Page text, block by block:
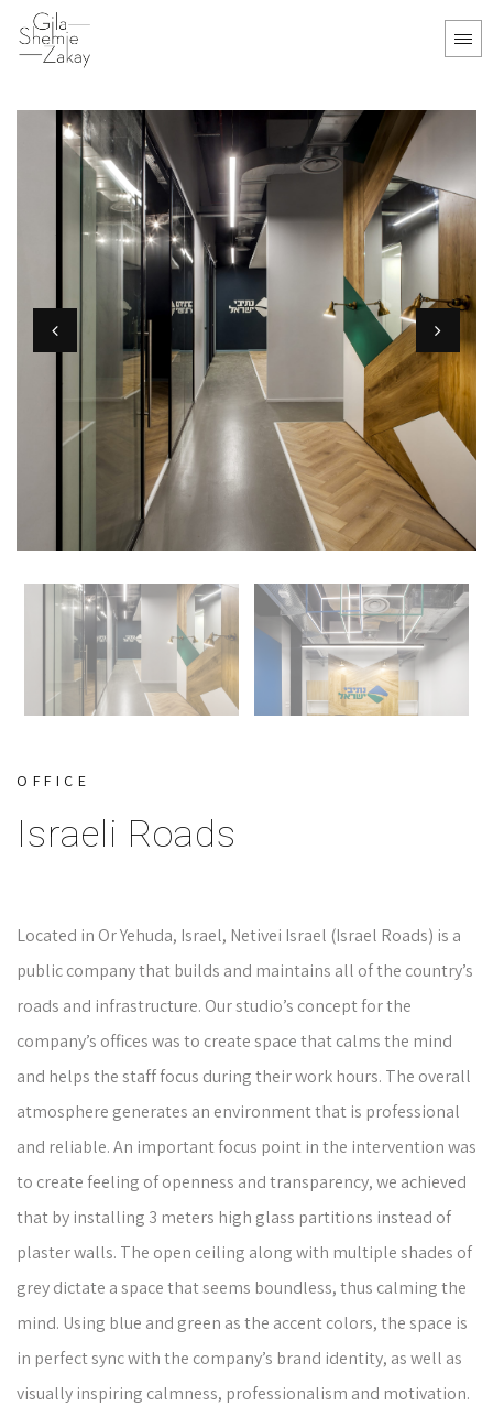
OFFICE
Israeli Roads
Located in Or Yehuda, Israel, Netivei Israel (Israel Roads) is a
public company that builds and maintains all of the country’s
roads and infrastructure. Our studio’s concept for the
company’s offices was to create space that calms the mind
and helps the staff focus during their work hours. The overall
atmosphere generates an environment that is professional
and reliable. An important focus point in the intervention was
to create feeling of openness and transparency, we achieved
that by installing 3 meters high glass partitions instead of
plaster walls. The open ceiling along with multiple shades of
grey dictate a space that seems boundless, thus calming the
mind. Using blue and green as the accent colors, the space is
in perfect sync with the company’s brand identity, as well as
visually inspiring calmness, professionalism and motivation.